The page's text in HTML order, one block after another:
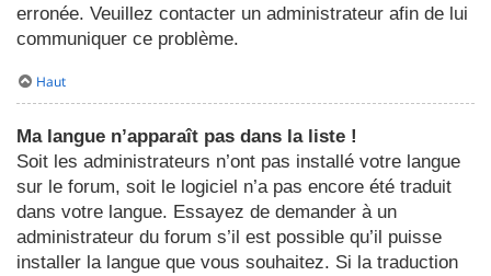
erronée. Veuillez contacter un administrateur afin de lui
communiquer ce problème.
Haut
Ma langue n’apparaît pas dans la liste !
Soit les administrateurs n’ont pas installé votre langue
sur le forum, soit le logiciel n’a pas encore été traduit
dans votre langue. Essayez de demander à un
administrateur du forum s’il est possible qu’il puisse
installer la langue que vous souhaitez. Si la traduction